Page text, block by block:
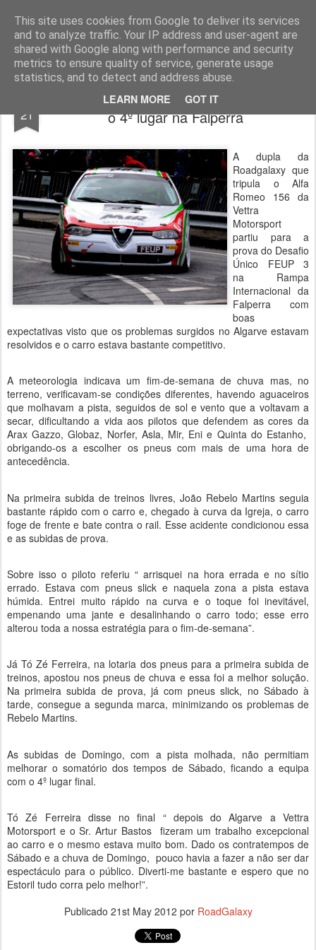
This site uses cookies from Google to deliver its services
and to analyze traffic. Your IP address and user-agent are
shared with Google along with performance and security
metrics to ensure quality of service, generate usage
statistics, and to detect and address abuse.
LEARN MORE GOT IT
ROADGALAXY - Media Center
21
Rebelo Martins e Tó Zé Ferreira alcançam
o 4º lugar na Falperra
A dupla da
Roadgalaxy que
tripula o Alfa
Romeo 156 da
Vettra
Motorsport
partiu para a
prova do Desafio
Único FEUP 3
na Rampa
Internacional da
Falperra com
boas
expectativas visto que os problemas surgidos no Algarve estavam
resolvidos e o carro estava bastante competitivo.
A meteorologia indicava um fim-de-semana de chuva mas, no
terreno, verificavam-se condições diferentes, havendo aguaceiros
que molhavam a pista, seguidos de sol e vento que a voltavam a
secar, dificultando a vida aos pilotos que defendem as cores da
Arax Gazzo, Globaz, Norfer, Asla, Mir, Eni e Quinta do Estanho,
obrigando-os a escolher os pneus com mais de uma hora de
antecedência.
Na primeira subida de treinos livres, João Rebelo Martins seguia
bastante rápido com o carro e, chegado à curva da Igreja, o carro
foge de frente e bate contra o rail. Esse acidente condicionou essa
e as subidas de prova.
Sobre isso o piloto referiu “ arrisquei na hora errada e no sítio
errado. Estava com pneus slick e naquela zona a pista estava
húmida. Entrei muito rápido na curva e o toque foi inevitável,
empenando uma jante e desalinhando o carro todo; esse erro
alterou toda a nossa estratégia para o fim-de-semana”.
Já Tó Zé Ferreira, na lotaria dos pneus para a primeira subida de
treinos, apostou nos pneus de chuva e essa foi a melhor solução.
Na primeira subida de prova, já com pneus slick, no Sábado à
tarde, consegue a segunda marca, minimizando os problemas de
Rebelo Martins.
As subidas de Domingo, com a pista molhada, não permitiam
melhorar o somatório dos tempos de Sábado, ficando a equipa
com o 4º lugar final.
Tó Zé Ferreira disse no final “ depois do Algarve a Vettra
Motorsport e o Sr. Artur Bastos fizeram um trabalho excepcional
ao carro e o mesmo estava muito bom. Dado os contratempos de
Sábado e a chuva de Domingo, pouco havia a fazer a não ser dar
espectáculo para o público. Diverti-me bastante e espero que no
Estoril tudo corra pelo melhor!”.
Publicado 21st May 2012 por RoadGalaxy